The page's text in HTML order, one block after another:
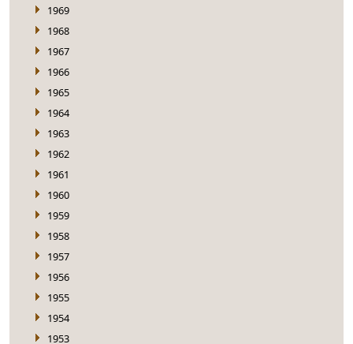
1969
1968
1967
1966
1965
1964
1963
1962
1961
1960
1959
1958
1957
1956
1955
1954
1953